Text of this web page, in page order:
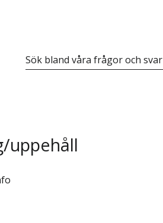
Sök bland våra frågor och svar
uppehåll